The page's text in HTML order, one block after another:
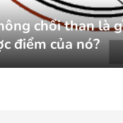
chổi than là
điểm của nó?